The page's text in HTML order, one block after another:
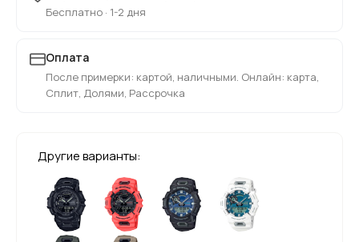
Бесплатно · 1-2 дня
Оплата
После примерки: картой, наличными. Онлайн: карта,
Сплит, Долями, Рассрочка
Другие варианты: